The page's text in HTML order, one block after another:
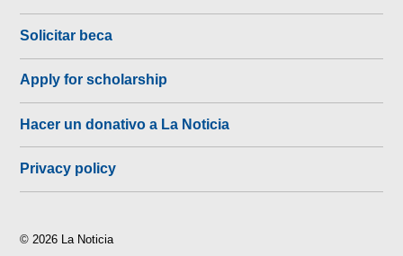
Solicitar beca
Apply for scholarship
Hacer un donativo a La Noticia
Privacy policy
© 2026 La Noticia